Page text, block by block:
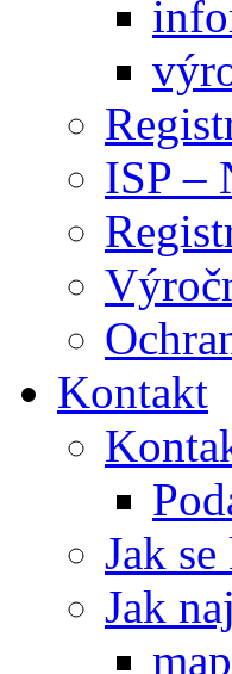
ISP –
Kontakt
Jak
Jak